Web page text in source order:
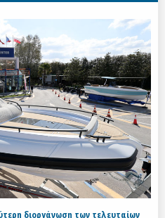
διοργάνωση των τελευταίων